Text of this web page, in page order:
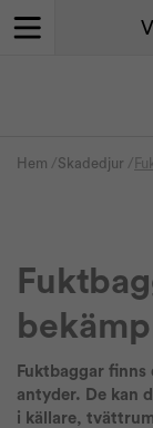
Hem /Skadedjur /
Fuktbaggar
antyder. De kan
i källare,